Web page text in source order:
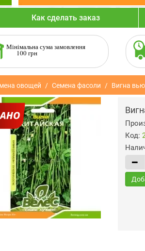
Как сделать заказ
Мінімальна сума замовлення
100 грн
овощей Семена фасоли Вигна
Код: